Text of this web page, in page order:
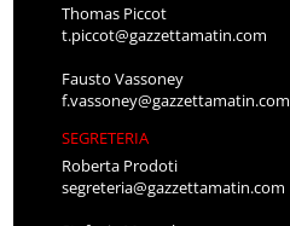
Thomas Piccot
t.piccot@gazzettamatin.com
Fausto Vassoney
f.vassoney@gazzettamatin.com
SEGRETERIA
Roberta Prodoti
segreteria@gazzettamatin.com